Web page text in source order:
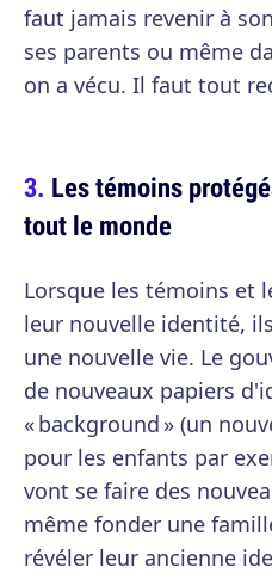
faut jamais revenir à
ses parents ou même
on a vécu. Il faut tout
Les témoins
tout le monde
Lorsque les témoins et
leur nouvelle identité,
une nouvelle vie. Le
de nouveaux papiers
« background » (un
pour les enfants par
vont se faire des
même fonder une
révéler leur ancienne